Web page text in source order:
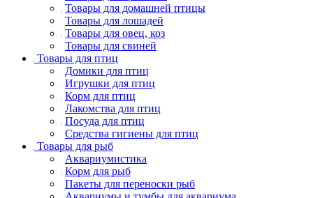
Товары для домашней птицы
Товары для лошадей
Товары для овец, коз
Товары для свиней
Товары для птиц
Домики для птиц
Игрушки для птиц
Корм для птиц
Лакомства для птиц
Посуда для птиц
Средства гигиены для птиц
Товары для рыб
Аквариумистика
Корм для рыб
Пакеты для переноски рыб